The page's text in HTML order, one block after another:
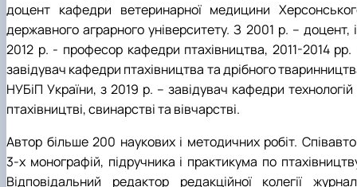
доцент кафедри ветеринарної медицини
державного аграрного університету. З 2001 р. – доцент,
2012 р. - професор кафедри птахівництва, 2011-2014 рр.
завідувач кафедри птахівництва та дрібного
НУБіП України, з 2019 р. – завідувач кафедри технологій
птахівництві, свинарстві та вівчарстві.
Автор більше 200 наукових і методичних робіт.
3-х монографій, підручника і практикума по
Відповідальний редактор редакційної колегії